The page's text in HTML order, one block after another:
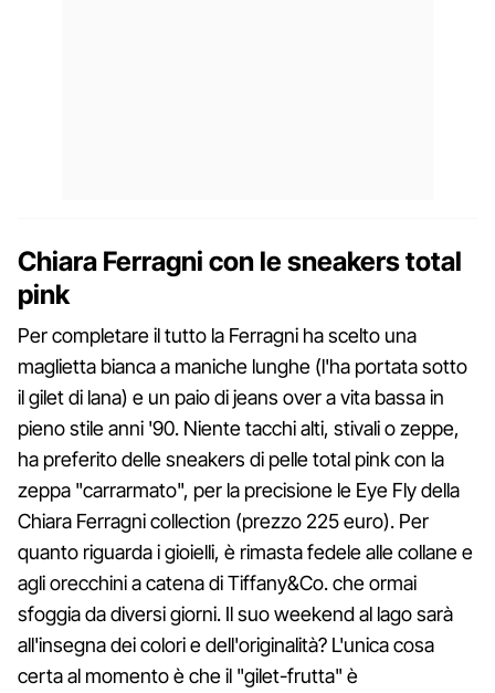
Chiara Ferragni con le sneakers total
pink
Per completare il tutto la Ferragni ha scelto una
maglietta bianca a maniche lunghe (l'ha portata sotto
il gilet di lana) e un paio di jeans over a vita bassa in
pieno stile anni '90. Niente tacchi alti, stivali o zeppe,
ha preferito delle sneakers di pelle total pink con la
zeppa "carrarmato", per la precisione le Eye Fly della
Chiara Ferragni collection (prezzo 225 euro). Per
quanto riguarda i gioielli, è rimasta fedele alle collane e
agli orecchini a catena di Tiffany&Co. che ormai
sfoggia da diversi giorni. Il suo weekend al lago sarà
all'insegna dei colori e dell'originalità? L'unica cosa
certa al momento è che il "gilet-frutta" è